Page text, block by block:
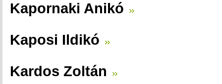
Kapornaki Anikó
Kaposi Ildikó
Kardos Zoltán